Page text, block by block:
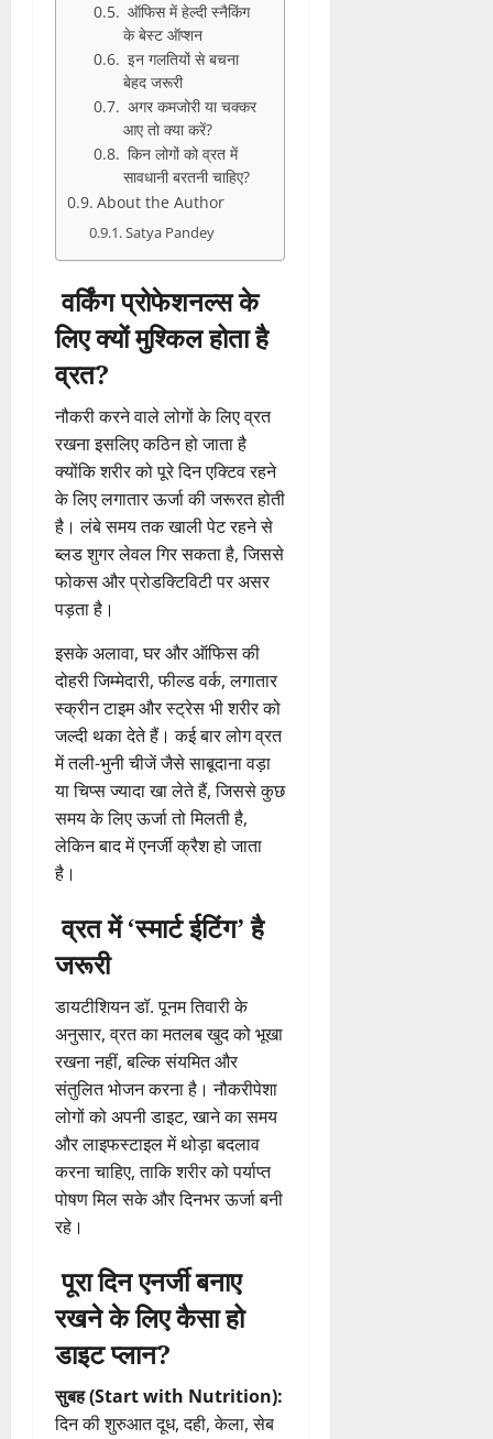
ऑफिस में हेल्दी स्नैकिंग
के बेस्ट ऑप्शन
इन गलतियों से बचना
बेहद जरूरी
अगर कमजोरी या चक्कर
आए तो क्या करें?
किन लोगों को व्रत में
सावधानी बरतनी चाहिए?
About the Author
Satya Pandey
वर्किंग प्रोफेशनल्स के
लिए क्यों मुश्किल होता है
व्रत?
नौकरी करने वाले लोगों के लिए व्रत
रखना इसलिए कठिन हो जाता है
क्योंकि शरीर को पूरे दिन एक्टिव रहने
के लिए लगातार ऊर्जा की जरूरत होती
है। लंबे समय तक खाली पेट रहने से
ब्लड शुगर लेवल गिर सकता है, जिससे
फोकस और प्रोडक्टिविटी पर असर
पड़ता है।
इसके अलावा, घर और ऑफिस की
दोहरी जिम्मेदारी, फील्ड वर्क, लगातार
स्क्रीन टाइम और स्ट्रेस भी शरीर को
जल्दी थका देते हैं। कई बार लोग व्रत
में तली-भुनी चीजें जैसे साबूदाना वड़ा
या चिप्स ज्यादा खा लेते हैं, जिससे कुछ
समय के लिए ऊर्जा तो मिलती है,
लेकिन बाद में एनर्जी क्रैश हो जाता
है।
व्रत में ‘स्मार्ट ईटिंग’ है
जरूरी
डायटीशियन डॉ. पूनम तिवारी के
अनुसार, व्रत का मतलब खुद को भूखा
रखना नहीं, बल्कि संयमित और
संतुलित भोजन करना है। नौकरीपेशा
लोगों को अपनी डाइट, खाने का समय
और लाइफस्टाइल में थोड़ा बदलाव
करना चाहिए, ताकि शरीर को पर्याप्त
पोषण मिल सके और दिनभर ऊर्जा बनी
रहे।
पूरा दिन एनर्जी बनाए
रखने के लिए कैसा हो
डाइट प्लान?
सुबह (Start with Nutrition):
दिन की शुरुआत दूध, दही, केला, सेब